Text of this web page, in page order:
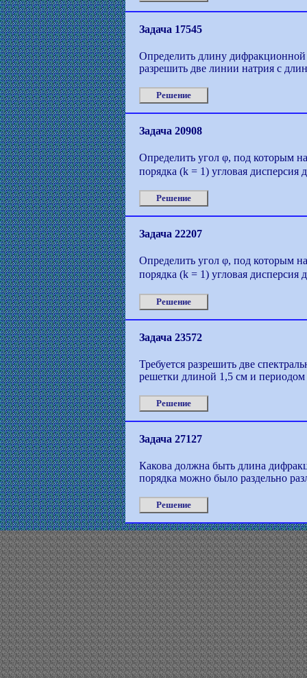
Задача 17545
Определить длину
разрешить две линии натрия с
Решение
Задача 20908
Определить угол φ, под которым
порядка (k = 1) угловая
Решение
Задача 22207
Определить угол φ, под которым
порядка (k = 1) угловая
Решение
Задача 23572
Требуется разрешить две
решетки длиной 1,5 см и
Решение
Задача 27127
Какова должна быть длина
порядка можно было раздельно
Решение